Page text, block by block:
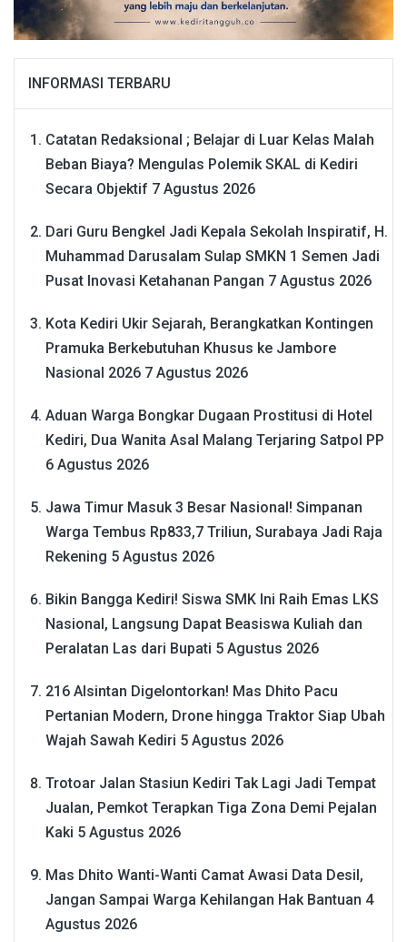
INFORMASI TERBARU
Catatan Redaksional ; Belajar di Luar Kelas Malah
Beban Biaya? Mengulas Polemik SKAL di Kediri
Secara Objektif 7 Agustus 2026
Dari Guru Bengkel Jadi Kepala Sekolah Inspiratif, H.
Muhammad Darusalam Sulap SMKN 1 Semen Jadi
Pusat Inovasi Ketahanan Pangan 7 Agustus 2026
Kota Kediri Ukir Sejarah, Berangkatkan Kontingen
Pramuka Berkebutuhan Khusus ke Jambore
Nasional 2026 7 Agustus 2026
Aduan Warga Bongkar Dugaan Prostitusi di Hotel
Kediri, Dua Wanita Asal Malang Terjaring Satpol PP
6 Agustus 2026
Jawa Timur Masuk 3 Besar Nasional! Simpanan
Warga Tembus Rp833,7 Triliun, Surabaya Jadi Raja
Rekening 5 Agustus 2026
Bikin Bangga Kediri! Siswa SMK Ini Raih Emas LKS
Nasional, Langsung Dapat Beasiswa Kuliah dan
Peralatan Las dari Bupati 5 Agustus 2026
216 Alsintan Digelontorkan! Mas Dhito Pacu
Pertanian Modern, Drone hingga Traktor Siap Ubah
Wajah Sawah Kediri 5 Agustus 2026
Trotoar Jalan Stasiun Kediri Tak Lagi Jadi Tempat
Jualan, Pemkot Terapkan Tiga Zona Demi Pejalan
Kaki 5 Agustus 2026
Mas Dhito Wanti-Wanti Camat Awasi Data Desil,
Jangan Sampai Warga Kehilangan Hak Bantuan 4
Agustus 2026